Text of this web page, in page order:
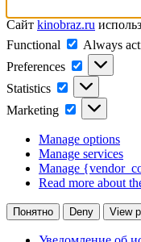
Сайт kinobraz.ru
Functional
Functional
Always
Preferences
Preferences
Statistics Statistics
Marketing Marketing
Manage options
Manage services
Manage
Read more about
Понятно Deny View